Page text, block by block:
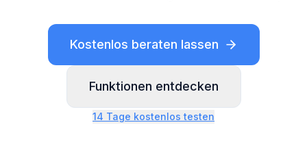
Kostenlos beraten lassen
Funktionen entdecken
14 Tage kostenlos testen